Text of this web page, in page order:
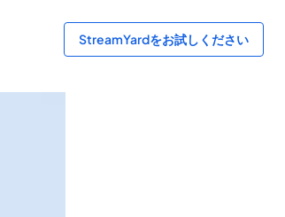
StreamYardをお試しください